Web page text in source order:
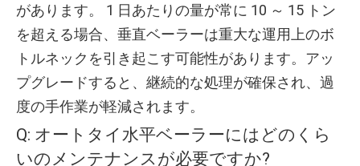
があります。 1 日あたりの量が常に 10 ～ 15 トン
を超える場合、垂直ベーラーは重大な運用上のボ
トルネックを引き起こす可能性があります。アッ
プグレードすると、継続的な処理が確保され、過
度の手作業が軽減されます。
Q: オートタイ水平ベーラーにはどのくら
いのメンテナンスが必要ですか?